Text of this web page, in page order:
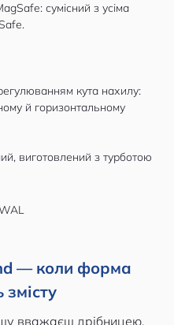
сумісний з усіма
кута нахилу:
й горизонтальному
виготовлений з турботою
— коли форма
змісту
вважаєш дрібницею.